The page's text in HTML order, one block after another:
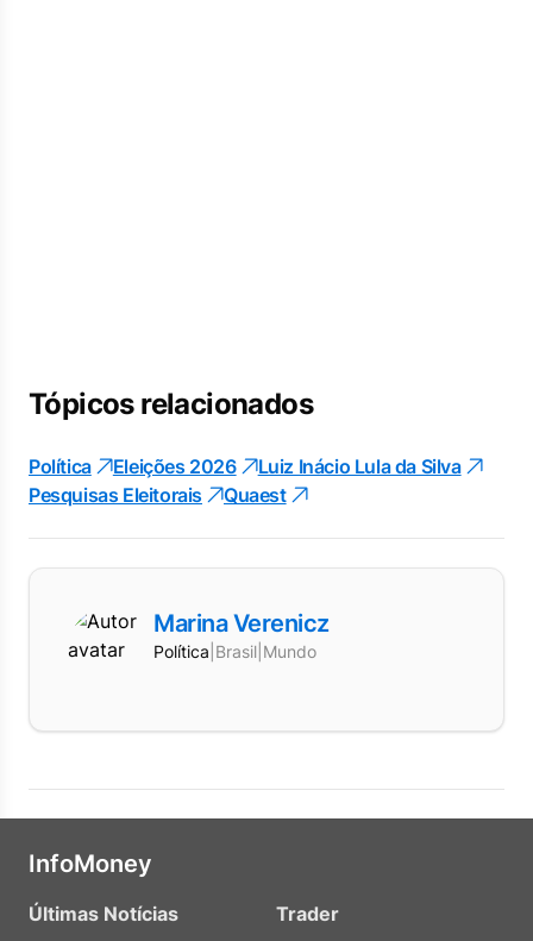
Tópicos relacionados
Política Eleições 2026
Luiz Inácio Lula da Silva
Pesquisas Eleitorais
Quaest
Marina Verenicz
Política Brasil Mundo
InfoMoney
Últimas Notícias
Trader